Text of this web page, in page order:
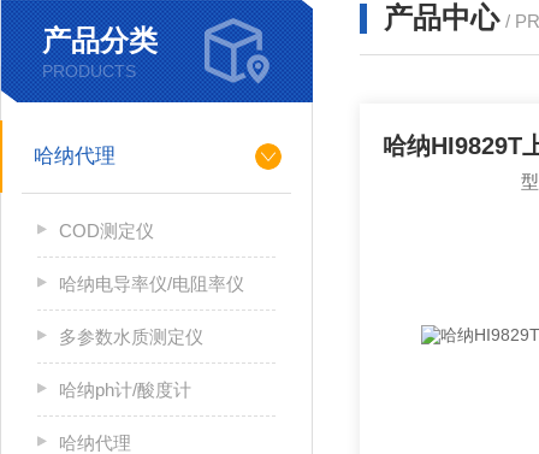
产品分类
PRODUCTS
哈纳代理
COD测定仪
哈纳电导率仪/电阻率仪
多参数水质测定仪
哈纳ph计/酸度计
哈纳代理
产品中心 /
哈纳HI9829T